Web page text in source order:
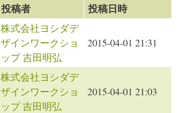
投稿者 投稿日時
株式会社ヨシダデ
ザインワークショ
ップ 吉田明弘
2015-04-01 21:31
株式会社ヨシダデ
ザインワークショ
ップ 吉田明弘
2015-04-01 21:03